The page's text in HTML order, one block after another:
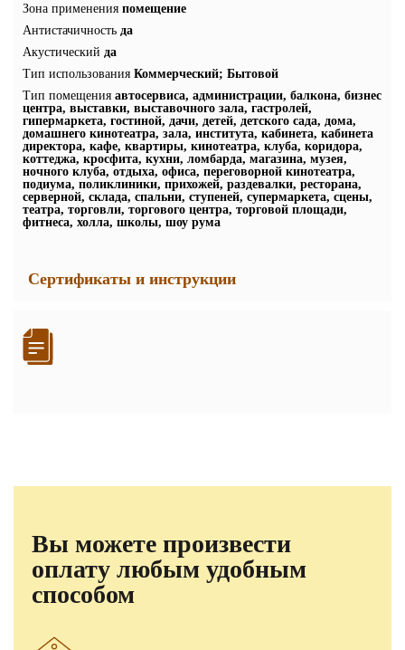
Зона применения помещение
Антистачичность да
Акустический да
Тип использования Коммерческий; Бытовой
Тип помещения автосервиса, администрации, балкона, бизнес
центра, выставки, выставочного зала, гастролей,
гипермаркета, гостиной, дачи, детей, детского сада, дома,
домашнего кинотеатра, зала, института, кабинета, кабинета
директора, кафе, квартиры, кинотеатра, клуба, коридора,
коттеджа, кросфита, кухни, ломбарда, магазина, музея,
ночного клуба, отдыха, офиса, переговорной кинотеатра,
подиума, поликлиники, прихожей, раздевалки, ресторана,
серверной, склада, спальни, ступеней, супермаркета, сцены,
театра, торговли, торгового центра, торговой площади,
фитнеса, холла, школы, шоу рума
Сертификаты и инструкции
Вы можете произвести
оплату любым удобным
способом